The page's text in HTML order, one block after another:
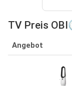
TV Preis
Angebot